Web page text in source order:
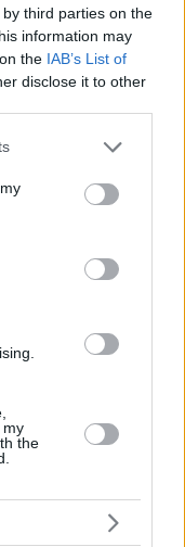
third parties on the
information may
the IAB’s List of
disclose it to other
or more Google
You may click to
third-party tags to
in below Google
my
the
του
και από κει και
γήπεδο. Η δουλειά
Κανείς
ήθελα να επανέλθω
η αλήθεια είναι
σε αυτό.